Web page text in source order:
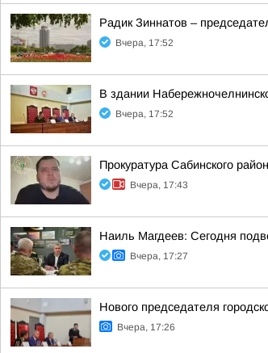
Радик Зиннатов –
Вчера, 17:52
В здании
Вчера, 17:52
Прокуратура Сабинского
Вчера, 17:43
Наиль Магдеев: Сегодня
Вчера, 17:27
Нового председателя
Вчера, 17:26